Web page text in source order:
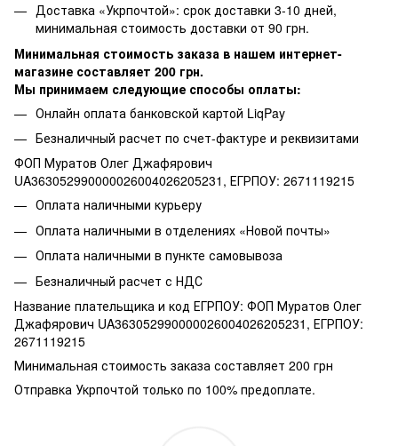
Доставка «Укрпочтой»: срок доставки 3-10 дней,
минимальная стоимость доставки от 90 грн.
Минимальная стоимость заказа в нашем интернет-
магазине составляет 200 грн.
Мы принимаем следующие способы оплаты:
Онлайн оплата банковской картой LiqPay
Безналичный расчет по счет-фактуре и реквизитами
ФОП Муратов Олег Джафярович
UA363052990000026004026205231, ЕГРПОУ: 2671119215
Оплата наличными курьеру
Оплата наличными в отделениях «Новой почты»
Оплата наличными в пункте самовывоза
Безналичный расчет с НДС
Название плательщика и код ЕГРПОУ: ФОП Муратов Олег
Джафярович UA363052990000026004026205231, ЕГРПОУ:
2671119215
Минимальная стоимость заказа составляет 200 грн
Отправка Укрпочтой только по 100% предоплате.